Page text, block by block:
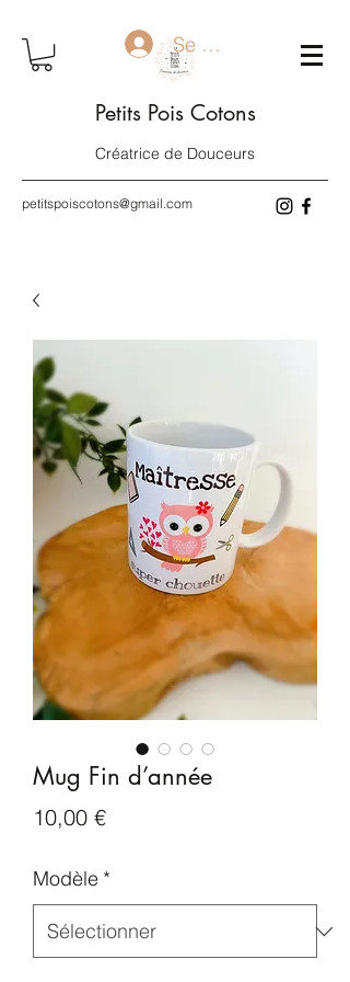
Petits Pois Cotons
Créatrice de Douceurs
petitspoiscotons@gmail.com
Se connecter
Mug Fin d’année
10,00 €Prix
Modèle *